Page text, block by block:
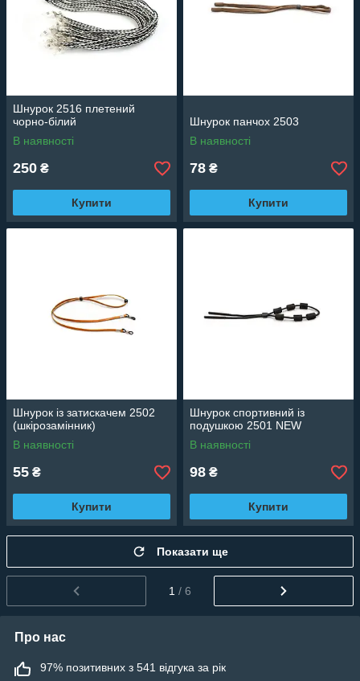
Шнурок 2516 плетений
чорно-білий
В наявності
250 ₴
Купити
Шнурок панчох 2503
В наявності
78 ₴
Купити
Шнурок із затискачем 2502
(шкірозамінник)
В наявності
55 ₴
Купити
Шнурок спортивний із
подушкою 2501 NEW
В наявності
98 ₴
Купити
Показати ще
1 / 6
Про нас
97% позитивних з 541 відгука за рік